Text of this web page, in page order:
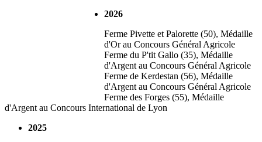
2026
Ferme Pivette et Palorette (50), Médaille
d'Or au Concours Général Agricole
Ferme du P'tit Gallo (35), Médaille
d'Argent au Concours Général Agricole
Ferme de Kerdestan (56), Médaille
d'Argent au Concours Général Agricole
Ferme des Forges (55), Médaille
d'Argent au Concours International de Lyon
2025